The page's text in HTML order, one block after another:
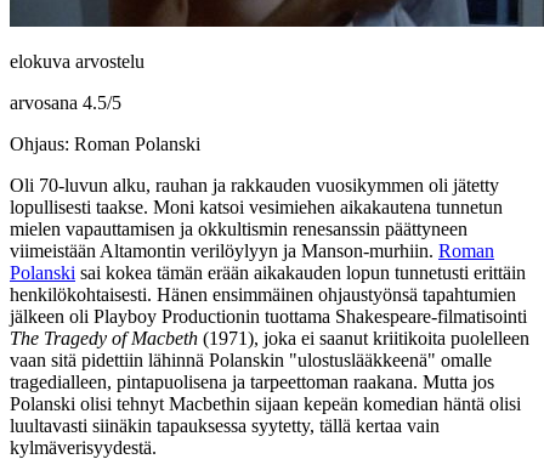
elokuva arvostelu
arvosana 4.5/5
Ohjaus: Roman Polanski
Oli 70‑luvun alku, rauhan ja rakkauden vuosikymmen oli jätetty
lopullisesti taakse. Moni katsoi vesimiehen aikakautena tunnetun
mielen vapauttamisen ja okkultismin renesanssin päättyneen
viimeistään Altamontin verilöylyyn ja Manson-murhiin. Roman
Polanski sai kokea tämän erään aikakauden lopun tunnetusti erittäin
henkilökohtaisesti. Hänen ensimmäinen ohjaustyönsä tapahtumien
jälkeen oli Playboy Productionin tuottama Shakespeare-filmatisointi
The Tragedy of Macbeth (1971), joka ei saanut kriitikoita puolelleen
vaan sitä pidettiin lähinnä Polanskin "ulostus­lääkkeenä" omalle
tragedialleen, pintapuolisena ja tarpeettoman raakana. Mutta jos
Polanski olisi tehnyt Macbethin sijaan kepeän komedian häntä olisi
luultavasti siinäkin tapauksessa syytetty, tällä kertaa vain
kylmäverisyydestä.